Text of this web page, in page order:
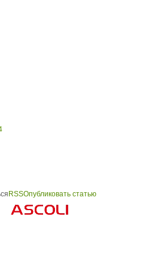
RSSОпубликовать статью